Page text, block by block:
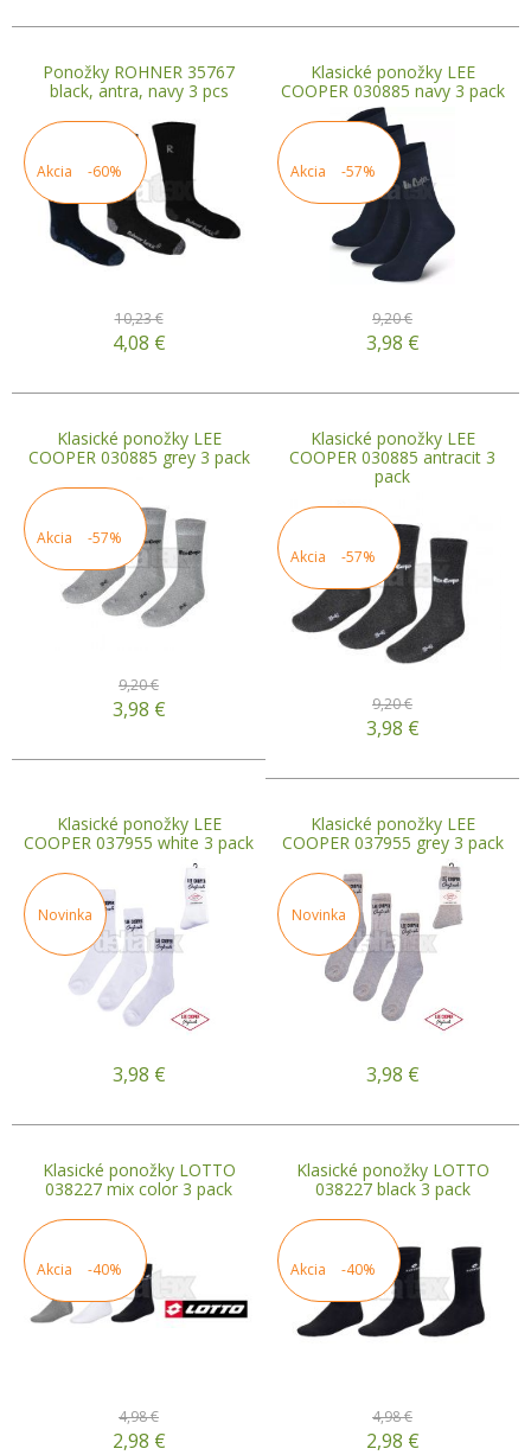
Ponožky ROHNER 35767
black, antra, navy 3 pcs
Akcia -60%
10,23 €
4,08 €
Klasické ponožky LEE
COOPER 030885 navy 3 pack
Akcia -57%
9,20 €
3,98 €
Klasické ponožky LEE
COOPER 030885 grey 3 pack
Akcia -57%
9,20 €
3,98 €
Klasické ponožky LEE
COOPER 030885 antracit 3
pack
Akcia -57%
9,20 €
3,98 €
Klasické ponožky LEE
COOPER 037955 white 3 pack
Novinka
3,98 €
Klasické ponožky LEE
COOPER 037955 grey 3 pack
Novinka
3,98 €
Klasické ponožky LOTTO
038227 mix color 3 pack
Akcia -40%
4,98 €
2,98 €
Klasické ponožky LOTTO
038227 black 3 pack
Akcia -40%
4,98 €
2,98 €